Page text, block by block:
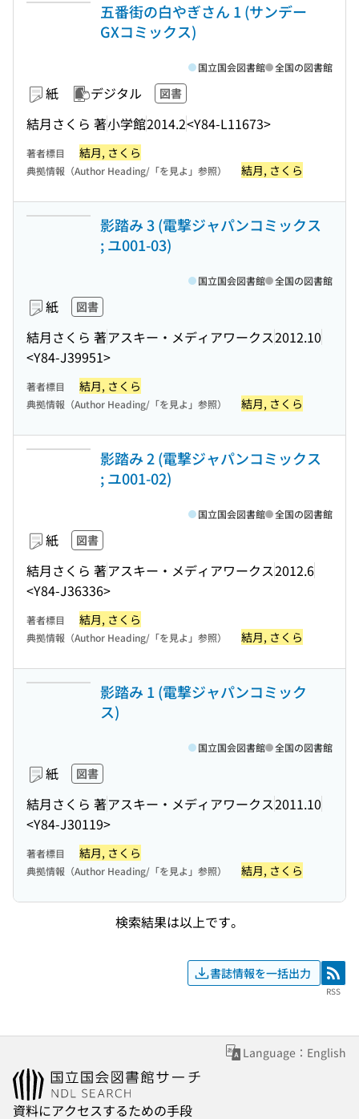
五番街の白やぎさん 1 (サンデー
GXコミックス)
紙 デジタル 図書
結月さくら 著小学館2014.2<Y84-L11673>
国立国会図書館 全国の図書館
著者標目 結月, さくら
典拠情報（Author Heading/「を見よ」参照） 結月, さくら
影踏み 3 (電撃ジャパンコミックス
; ユ001-03)
紙 図書
結月さくら 著アスキー・メディアワークス2012.10
<Y84-J39951>
国立国会図書館 全国の図書館
著者標目 結月, さくら
典拠情報（Author Heading/「を見よ」参照） 結月, さくら
影踏み 2 (電撃ジャパンコミックス
; ユ001-02)
紙 図書
結月さくら 著アスキー・メディアワークス2012.6
<Y84-J36336>
国立国会図書館 全国の図書館
著者標目 結月, さくら
典拠情報（Author Heading/「を見よ」参照） 結月, さくら
影踏み 1 (電撃ジャパンコミック
ス)
紙 図書
結月さくら 著アスキー・メディアワークス2011.10
<Y84-J30119>
国立国会図書館 全国の図書館
著者標目 結月, さくら
典拠情報（Author Heading/「を見よ」参照） 結月, さくら
検索結果は以上です。
書誌情報を一括出力 RSS
RSS
Language：English
資料にアクセスするための手段